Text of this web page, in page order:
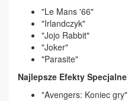
"Le Mans '66"
"Irlandczyk"
"Jojo Rabbit"
"Joker"
"Parasite"
Najlepsze Efekty Specjalne
"Avengers: Koniec gry"